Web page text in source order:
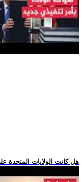
.. هل كانت الولايات المتحدة